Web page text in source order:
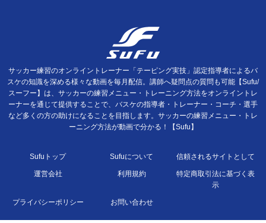
サッカー練習のオンライントレーナー「テーピング実技」認定指導者によるバ
スケの知識を深める様々な動画を毎月配信。講師へ疑問点の質問も可能【Sufu/
スーフー】は、サッカーの練習メニュー・トレーニング方法をオンライントレ
ーナーを通じて提供することで、バスケの指導者・トレーナー・コーチ・選手
など多くの方の助けになることを目指します。サッカーの練習メニュー・トレ
ーニング方法が動画で分かる！【Sufu】
Sufuトップ Sufuについて 信頼されるサイトとして
運営会社 利用規約
特定商取引法に基づく表
示
プライバシーポリシー お問い合わせ